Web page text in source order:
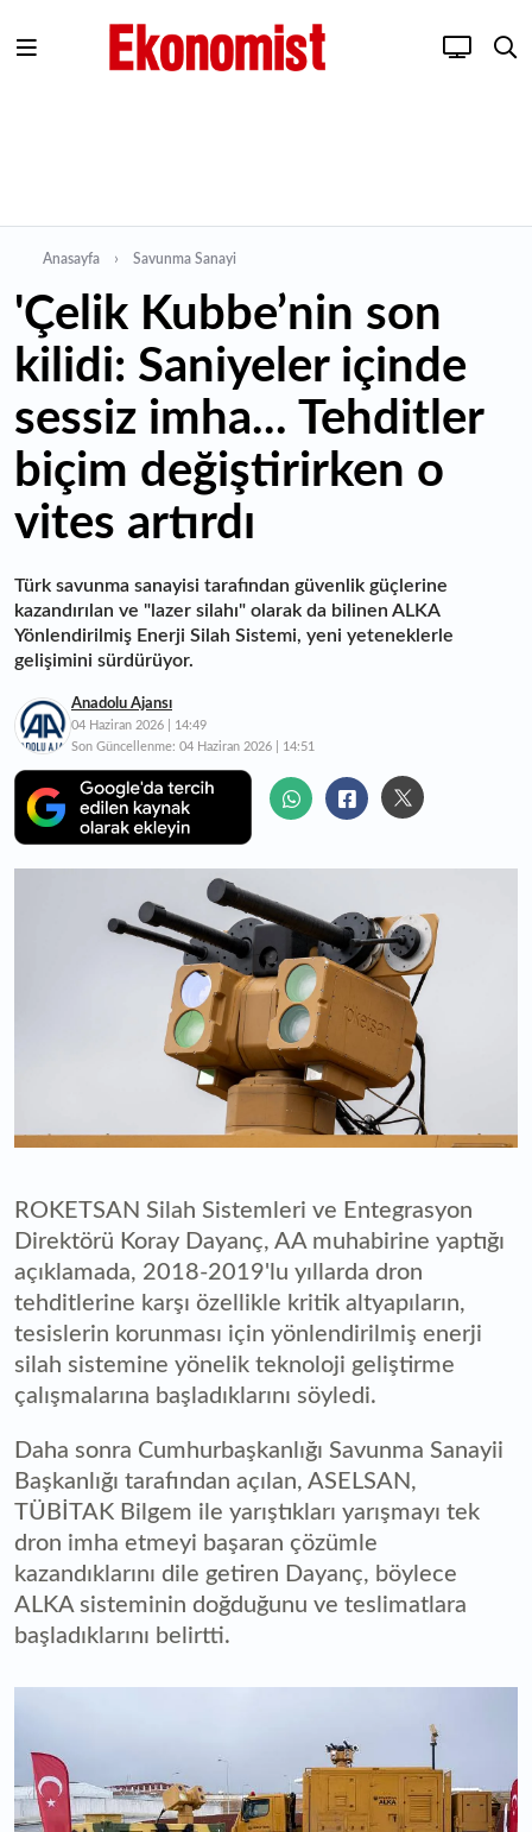
Anasayfa Savunma Sanayi
'Çelik Kubbe’nin son
kilidi: Saniyeler içinde
sessiz imha... Tehditler
biçim değiştirirken o
vites artırdı
Türk savunma sanayisi tarafından güvenlik güçlerine
kazandırılan ve "lazer silahı" olarak da bilinen ALKA
Yönlendirilmiş Enerji Silah Sistemi, yeni yeteneklerle
gelişimini sürdürüyor.
Anadolu Ajansı
04 Haziran 2026 | 14:49
Son Güncellenme: 04 Haziran 2026 | 14:51
ROKETSAN Silah Sistemleri ve Entegrasyon
Direktörü Koray Dayanç, AA muhabirine yaptığı
açıklamada, 2018-2019'lu yıllarda dron
tehditlerine karşı özellikle kritik altyapıların,
tesislerin korunması için yönlendirilmiş enerji
silah sistemine yönelik teknoloji geliştirme
çalışmalarına başladıklarını söyledi.
Daha sonra Cumhurbaşkanlığı Savunma Sanayii
Başkanlığı tarafından açılan, ASELSAN,
TÜBİTAK Bilgem ile yarıştıkları yarışmayı tek
dron imha etmeyi başaran çözümle
kazandıklarını dile getiren Dayanç, böylece
ALKA sisteminin doğduğunu ve teslimatlara
başladıklarını belirtti.